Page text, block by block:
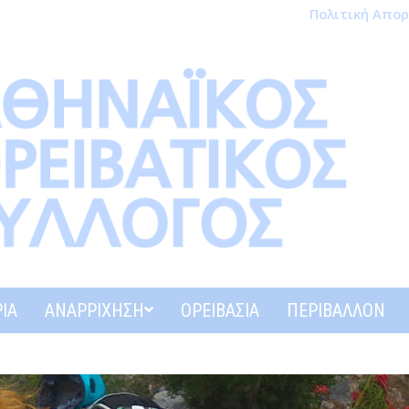
Πολιτική
ΑΝΑΡΡΊΧΗΣΗ ΟΡΕΙΒΑΣΊΑ ΠΕΡΙΒΆΛΛΟΝ